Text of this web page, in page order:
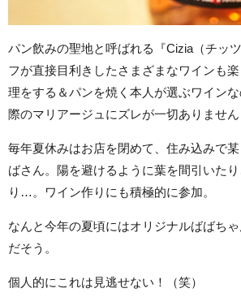
パン飲みの聖地と呼ばれる『Cizia（チッ
フが直接目利きしたさまざまなワインも
理をする＆パンを焼く本人が選ぶワイン
際のマリアージュにズレが一切ありません
毎年夏休みはお店を閉めて、住み込みで
ばさん。陽を避けるように葉を間引いた
り…。ワイン作りにも積極的に参加。
なんと今年の夏頃にはオリジナルばばち
だそう。
個人的にこれは見逃せない！（笑）